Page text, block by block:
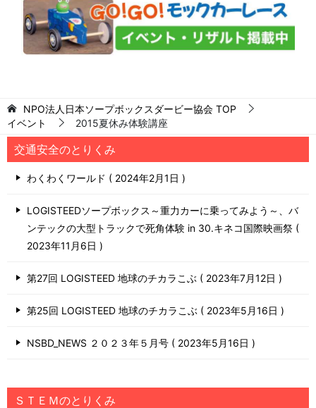
NPO法人日本ソープボックスダービー協会 TOP
イベント
2015夏休み体験講座
交通安全のとりくみ
わくわくワールド 2024年2月1日
LOGISTEEDソープボックス～重力カーに乗ってみよう～、バ
ンテックの大型トラックで死角体験 in 30.キネコ国際映画祭
2023年11月6日
第27回 LOGISTEED 地球のチカラこぶ 2023年7月12日
第25回 LOGISTEED 地球のチカラこぶ 2023年5月16日
NSBD_NEWS ２０２３年５月号 2023年5月16日
ＳＴＥＭのとりくみ